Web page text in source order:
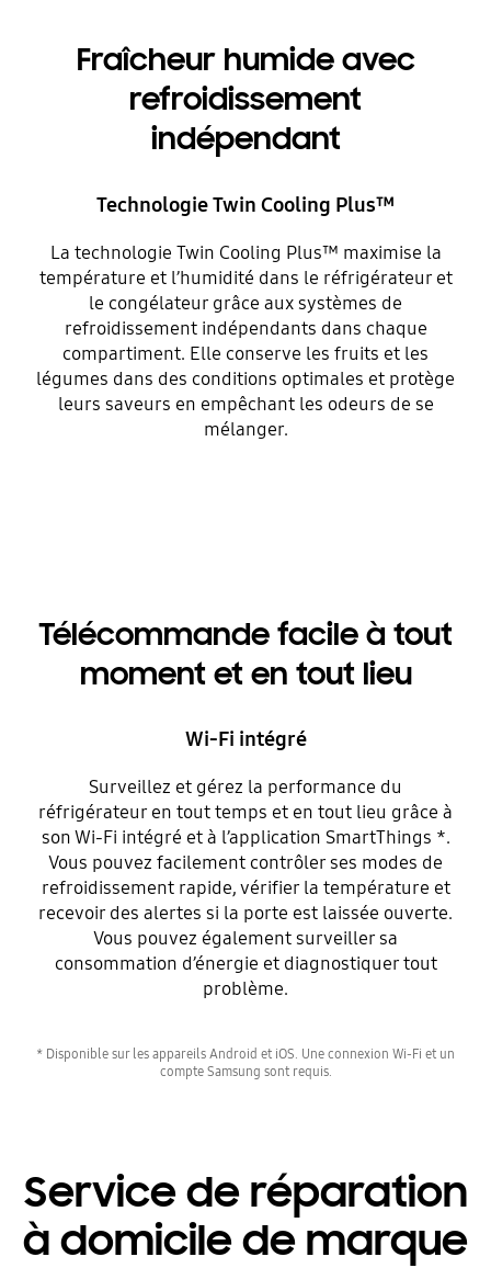
Fraîcheur humide avec
refroidissement
indépendant
Technologie Twin Cooling Plus™
La technologie Twin Cooling Plus™ maximise la
température et l’humidité dans le réfrigérateur et
le congélateur grâce aux systèmes de
refroidissement indépendants dans chaque
compartiment. Elle conserve les fruits et les
légumes dans des conditions optimales et protège
leurs saveurs en empêchant les odeurs de se
mélanger.
Télécommande facile à tout
moment et en tout lieu
Wi-Fi intégré
Surveillez et gérez la performance du
réfrigérateur en tout temps et en tout lieu grâce à
son Wi-Fi intégré et à l’application SmartThings *.
Vous pouvez facilement contrôler ses modes de
refroidissement rapide, vérifier la température et
recevoir des alertes si la porte est laissée ouverte.
Vous pouvez également surveiller sa
consommation d’énergie et diagnostiquer tout
problème.
* Disponible sur les appareils Android et iOS. Une connexion Wi-Fi et un
compte Samsung sont requis.
Service de réparation
à domicile de marque